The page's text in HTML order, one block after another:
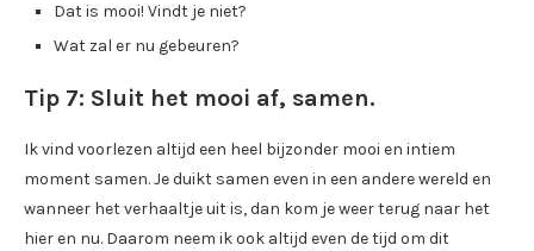
Dat is mooi! Vindt je niet?
Wat zal er nu gebeuren?
Tip 7: Sluit het mooi af, samen.
Ik vind voorlezen altijd een heel bijzonder mooi en intiem
moment samen. Je duikt samen even in een andere wereld en
wanneer het verhaaltje uit is, dan kom je weer terug naar het
hier en nu. Daarom neem ik ook altijd even de tijd om dit